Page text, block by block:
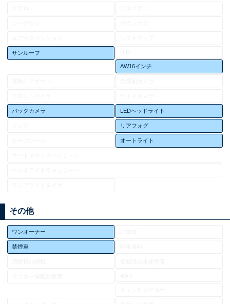
サンルーフ
AW16インチ
バックカメラ LEDヘッドライト
リアフォグ
オートライト
その他
ワンオーナー
禁煙車